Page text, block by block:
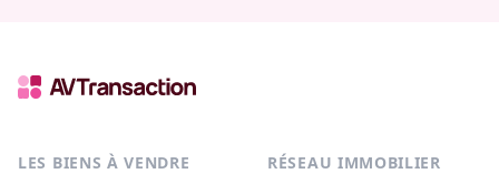
LES BIENS À VENDRE RÉSEAU IMMOBILIER